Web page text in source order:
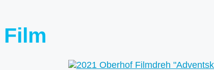
Film